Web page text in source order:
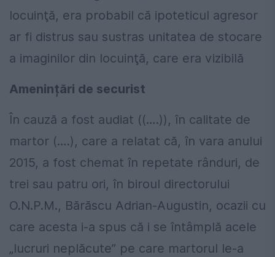
locuinţă, era probabil că ipoteticul agresor
ar fi distrus sau sustras unitatea de stocare
a imaginilor din locuinţă, care era vizibilă
Amenințări de securist
În cauză a fost audiat ((….)), în calitate de
martor (….), care a relatat că, în vara anului
2015, a fost chemat în repetate rânduri, de
trei sau patru ori, în biroul directorului
O.N.P.M., Bărăscu Adrian-Augustin, ocazii cu
care acesta i-a spus că i se întâmplă acele
„lucruri neplăcute” pe care martorul le-a